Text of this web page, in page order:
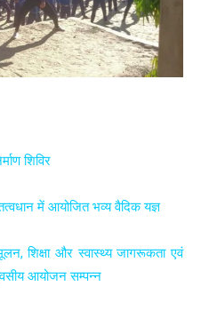
शिविर
में आयोजित भव्य वैदिक यज्ञ
शिक्षा और स्वास्थ्य जागरूकता एवं
आयोजन सम्पन्न